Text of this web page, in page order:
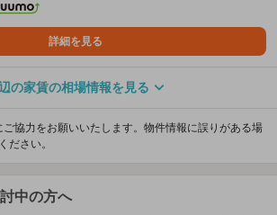
詳細を見る
の家賃の相場情報を見る
協力をお願いいたします。物件情報に誤りがある場
ださい。
中の方へ